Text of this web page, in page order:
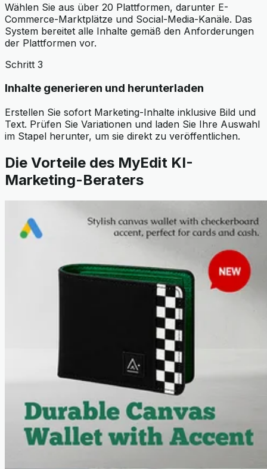
Wählen Sie aus über 20 Plattformen, darunter E-
Commerce-Marktplätze und Social-Media-Kanäle. Das
System bereitet alle Inhalte gemäß den Anforderungen
der Plattformen vor.
Schritt 3
Inhalte generieren und herunterladen
Erstellen Sie sofort Marketing-Inhalte inklusive Bild und
Text. Prüfen Sie Variationen und laden Sie Ihre Auswahl
im Stapel herunter, um sie direkt zu veröffentlichen.
Die Vorteile des MyEdit KI-
Marketing-Beraters